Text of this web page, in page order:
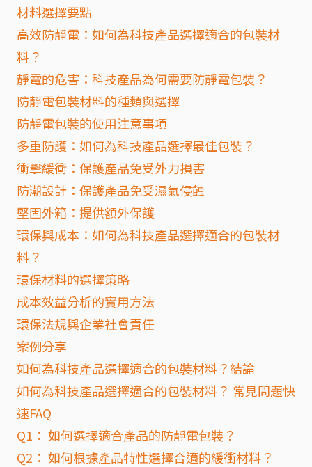
材料選擇要點
高效防靜電：如何為科技產品選擇適合的包裝材
料？
靜電的危害：科技產品為何需要防靜電包裝？
防靜電包裝材料的種類與選擇
防靜電包裝的使用注意事項
多重防護：如何為科技產品選擇最佳包裝？
衝擊緩衝：保護產品免受外力損害
防潮設計：保護產品免受濕氣侵蝕
堅固外箱：提供額外保護
環保與成本：如何為科技產品選擇適合的包裝材
料？
環保材料的選擇策略
成本效益分析的實用方法
環保法規與企業社會責任
案例分享
如何為科技產品選擇適合的包裝材料？結論
如何為科技產品選擇適合的包裝材料？ 常見問題快
速FAQ
Q1： 如何選擇適合產品的防靜電包裝？
Q2： 如何根據產品特性選擇合適的緩衝材料？